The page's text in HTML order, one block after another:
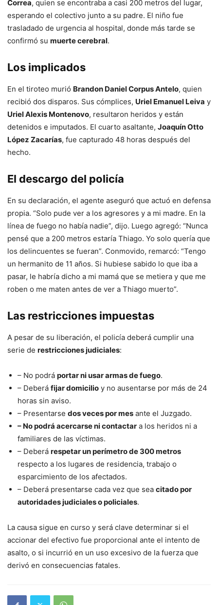
Correa, quien se encontraba a casi 200 metros del lugar,
esperando el colectivo junto a su padre. El niño fue
trasladado de urgencia al hospital, donde más tarde se
confirmó su muerte cerebral.
Los implicados
En el tiroteo murió Brandon Daniel Corpus Antelo, quien
recibió dos disparos. Sus cómplices, Uriel Emanuel Leiva y
Uriel Alexis Montenovo, resultaron heridos y están
detenidos e imputados. El cuarto asaltante, Joaquín Otto
López Zacarías, fue capturado 48 horas después del
hecho.
El descargo del policía
En su declaración, el agente aseguró que actuó en defensa
propia. “Solo pude ver a los agresores y a mi madre. En la
línea de fuego no había nadie”, dijo. Luego agregó: “Nunca
pensé que a 200 metros estaría Thiago. Yo solo quería que
los delincuentes se fueran”. Conmovido, remarcó: “Tengo
un hermanito de 11 años. Si hubiese sabido lo que iba a
pasar, le habría dicho a mi mamá que se metiera y que me
roben o me maten antes de ver a Thiago muerto”.
Las restricciones impuestas
A pesar de su liberación, el policía deberá cumplir una
serie de restricciones judiciales:
– No podrá portar ni usar armas de fuego.
– Deberá fijar domicilio y no ausentarse por más de 24
horas sin aviso.
– Presentarse dos veces por mes ante el Juzgado.
– No podrá acercarse ni contactar a los heridos ni a
familiares de las víctimas.
– Deberá respetar un perímetro de 300 metros
respecto a los lugares de residencia, trabajo o
esparcimiento de los afectados.
– Deberá presentarse cada vez que sea citado por
autoridades judiciales o policiales.
La causa sigue en curso y será clave determinar si el
accionar del efectivo fue proporcional ante el intento de
asalto, o si incurrió en un uso excesivo de la fuerza que
derivó en consecuencias fatales.